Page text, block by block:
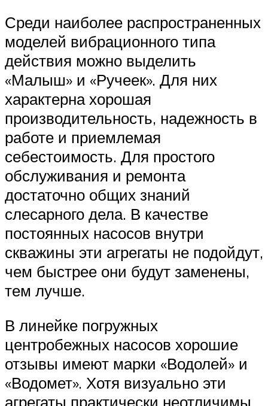
Среди наиболее распространенных
моделей вибрационного типа
действия можно выделить
«Малыш» и «Ручеек». Для них
характерна хорошая
производительность, надежность в
работе и приемлемая
себестоимость. Для простого
обслуживания и ремонта
достаточно общих знаний
слесарного дела. В качестве
постоянных насосов внутри
скважины эти агрегаты не подойдут,
чем быстрее они будут заменены,
тем лучше.
В линейке погружных
центробежных насосов хорошие
отзывы имеют марки «Водолей» и
«Водомет». Хотя визуально эти
агрегаты практически неотличимы,